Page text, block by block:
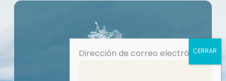
Dirección de correo electrónico*